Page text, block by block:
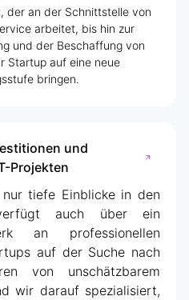
der an der Schnittstelle von
arbeitet, bis hin zur
und der Beschaffung von
Startup auf eine neue
bringen.
und
Projekten
tiefe Einblicke in den
auch über ein
an professionellen
auf der Suche nach
von unschätzbarem
wir darauf spezialisiert,